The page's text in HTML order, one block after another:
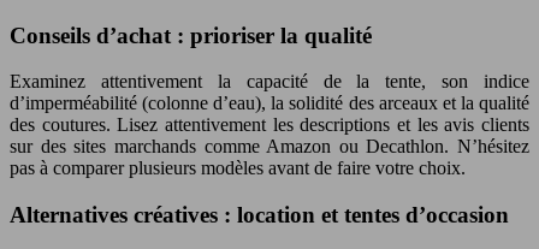
Conseils d’achat : prioriser la qualité
Examinez attentivement la capacité de la tente, son indice
d’imperméabilité (colonne d’eau), la solidité des arceaux et la qualité
des coutures. Lisez attentivement les descriptions et les avis clients
sur des sites marchands comme Amazon ou Decathlon. N’hésitez
pas à comparer plusieurs modèles avant de faire votre choix.
Alternatives créatives : location et tentes d’occasion